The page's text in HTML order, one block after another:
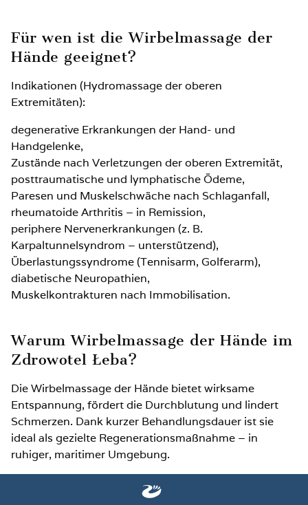
Für wen ist die Wirbelmassage der
Hände geeignet?
Indikationen (Hydromassage der oberen
Extremitäten):
degenerative Erkrankungen der Hand- und
Handgelenke,
Zustände nach Verletzungen der oberen Extremität,
posttraumatische und lymphatische Ödeme,
Paresen und Muskelschwäche nach Schlaganfall,
rheumatoide Arthritis – in Remission,
periphere Nervenerkrankungen (z. B.
Karpaltunnelsyndrom – unterstützend),
Überlastungssyndrome (Tennisarm, Golferarm),
diabetische Neuropathien,
Muskelkontrakturen nach Immobilisation.
Warum Wirbelmassage der Hände im
Zdrowotel Łeba?
Die Wirbelmassage der Hände bietet wirksame
Entspannung, fördert die Durchblutung und lindert
Schmerzen. Dank kurzer Behandlungsdauer ist sie
ideal als gezielte Regenerationsmaßnahme – in
ruhiger, maritimer Umgebung.